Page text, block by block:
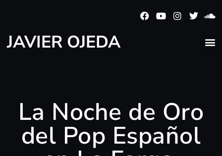
JAVIER OJEDA
La Noche de Oro
del Pop Español